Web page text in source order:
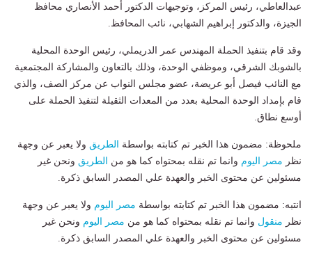
عبدالعاطي، رئيس المركز، وتوجيهات الدكتور أحمد الأنصاري محافظ
الجيزة، والدكتور إبراهيم الشهابي، نائب المحافظ.
وقد قام بتنفيذ الحملة المهندس عمر الدريملي، رئيس الوحدة المحلية
بالشوبك الشرقي، وموظفي الوحدة، وذلك بالتعاون والمشاركة المجتمعية
مع النائب فيصل أبو عريضة، عضو مجلس النواب عن مركز الصف، والذي
قام بإمداد الوحدة المحلية بعدد من المعدات الثقيلة لتنفيذ الحملة على
أوسع نطاق.
ملحوظة: مضمون هذا الخبر تم كتابته بواسطة الطريق ولا يعبر عن وجهة
نظر مصر اليوم وانما تم نقله بمحتواه كما هو من الطريق ونحن غير
مسئولين عن محتوى الخبر والعهدة علي المصدر السابق ذكرة.
انتبه: مضمون هذا الخبر تم كتابته بواسطة مصر اليوم ولا يعبر عن وجهة
نظر منقول وانما تم نقله بمحتواه كما هو من مصر اليوم ونحن غير
مسئولين عن محتوى الخبر والعهدة علي المصدر السابق ذكرة.